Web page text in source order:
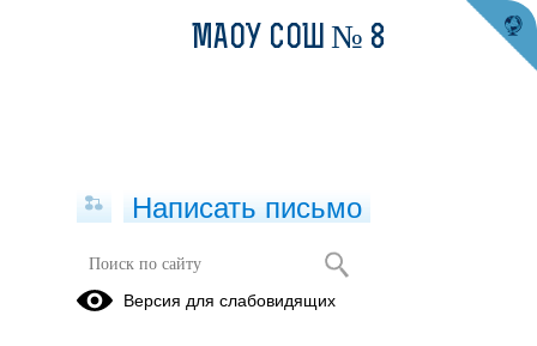
Свердловская полиция разъясняет
МАОУ СОШ № 8
Написать письмо
Версия для слабовидящих